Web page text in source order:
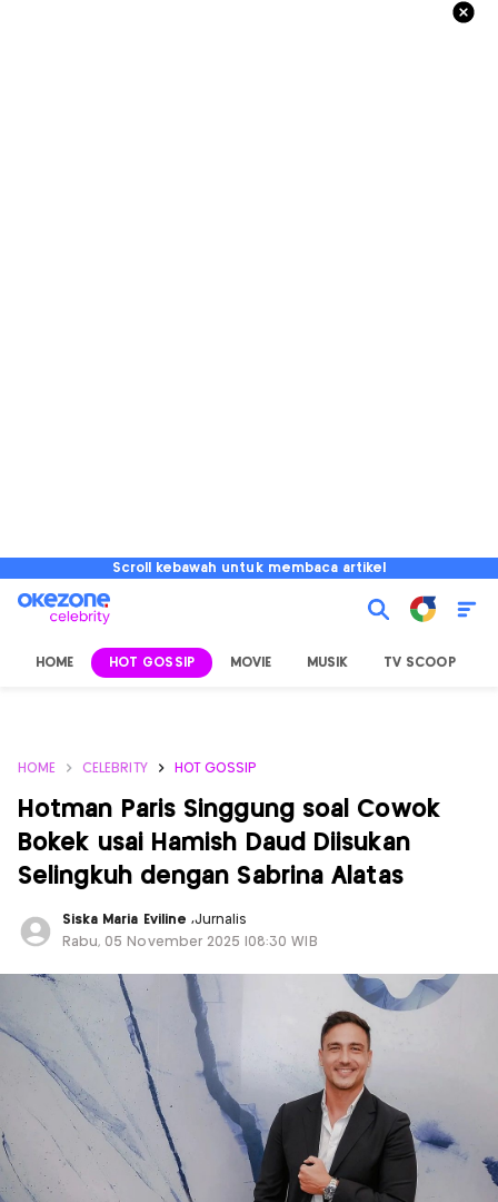
Scroll kebawah untuk membaca artikel
HOME HOT GOSSIP MOVIE MUSIK TV SCOOP
HOME CELEBRITY HOT GOSSIP
Hotman Paris Singgung soal Cowok
Bokek usai Hamish Daud Diisukan
Selingkuh dengan Sabrina Alatas
Siska Maria Eviline ,Jurnalis
Rabu, 05 November 2025 |08:30 WIB